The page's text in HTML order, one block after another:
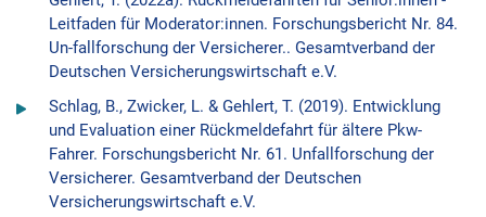
Leitfaden für Moderator:innen. Forschungsbericht Nr. 84.
Un-fallforschung der Versicherer.. Gesamtverband der
Deutschen Versicherungswirtschaft e.V.
Schlag, B., Zwicker, L. & Gehlert, T. (2019). Entwicklung
und Evaluation einer Rückmeldefahrt für ältere Pkw-
Fahrer. Forschungsbericht Nr. 61. Unfallforschung der
Versicherer. Gesamtverband der Deutschen
Versicherungswirtschaft e.V.